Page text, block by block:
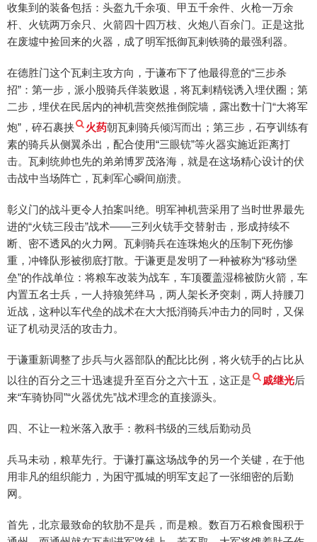
收集到的装备包括：头盔九千余项、甲五千余件、火枪一万余
杆、火铳两万余只、火箭四十四万枝、火炮八百余门。正是这批
在废墟中捡回来的火器，成了明军抵御瓦剌铁骑的最强利器。
在德胜门这个瓦剌主攻方向，于谦布下了他最得意的“三步杀
招”：第一步，派小股骑兵佯装败退，将瓦剌精锐诱入埋伏圈；第
二步，埋伏在民居内的神机营突然推倒院墙，露出数十门“大将军
炮”，碎石裹挟
火药朝瓦剌骑兵倾泻而出；第三步，石亨训练有
素的骑兵从侧翼杀出，配合使用“三眼铳”等火器实施近距离打
击。瓦剌统帅也先的弟弟博罗茂洛海，就是在这场精心设计的伏
击战中当场阵亡，瓦剌军心瞬间崩溃。
彰义门的战斗更令人拍案叫绝。明军神机营采用了当时世界最先
进的“火铳三段击”战术——三列火铳手交替射击，形成持续不
断、密不透风的火力网。瓦剌骑兵在连珠炮火的压制下死伤惨
重，冲锋队形被彻底打散。于谦更是发明了一种被称为“移动堡
垒”的作战单位：将粮车改装为战车，车顶覆盖湿棉被防火箭，车
内置五名士兵，一人持狼筅绊马，两人架长矛突刺，两人持腰刀
近战，这种以车代垒的战术在大大抵消骑兵冲击力的同时，又保
证了机动灵活的攻击力。
于谦重新调整了步兵与火器部队的配比比例，将火铳手的占比从
以往的百分之三十迅速提升至百分之六十五，这正是
戚继光后
来“车骑协同”“火器优先”战术理念的直接源头。
四、不让一粒米落入敌手：教科书级的三线后勤动员
兵马未动，粮草先行。于谦打赢这场战争的另一个关键，在于他
用非凡的组织能力，为困守孤城的明军支起了一张细密的后勤
网。
首先，北京最致命的软肋不是兵，而是粮。数百万石粮食囤积于